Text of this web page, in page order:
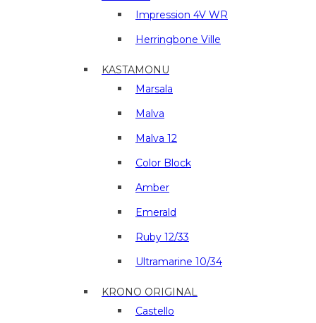
Impression 4V WR
Herringbone Ville
KASTAMONU
Marsala
Malva
Malva 12
Color Block
Amber
Emerald
Ruby 12/33
Ultramarine 10/34
KRONO ORIGINAL
Castello